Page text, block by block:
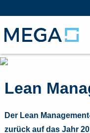
Lean
Der Lean
zurück auf das Jahr